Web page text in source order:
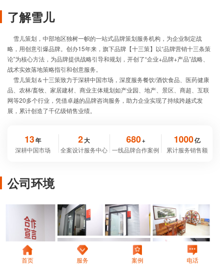
了解雪儿
雪儿策划，中部地区独树一帜的一站式品牌策划服务机构，为企业制定战
略，用创意引爆品牌。创办15年来，旗下品牌【十三策】以“品牌营销十三条策
论”为核心方法，为品牌提供战略引导和规划，开创了“企业+品牌+产品”战略、
战术实效落地策略指引和创意服务。
雪儿策划＆十三策致力于深耕中国市场，深度服务餐饮/酒饮食品、医药健康
品、农林/畜牧、家居建材、商业主体规划如产业园、地产、景区、商超、互联
网等20多个行业，凭借卓越的品牌咨询服务，助力企业实现了持续跨越式发
展，累计创造了千亿级销售业绩。
13年
深耕中国市场
2大
全案设计服务中心
680+
一线品牌合作案例
1000亿
累计服务销售额
公司环境
首页 服务 案例 电话